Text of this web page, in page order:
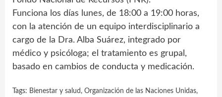
Funciona los días lunes, de 18:00 a 19:00 horas,
con la atención de un equipo interdisciplinario a
cargo de la Dra. Alba Suárez, integrado por
médico y psicóloga; el tratamiento es grupal,
basado en cambios de conducta y medicación.
Tags: Bienestar y salud , Organización de las Naciones Unidas,